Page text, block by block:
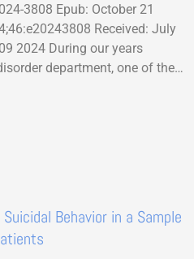
3808 Epub: October 21
Received: July
2024 During our years
department, one of the…
Behavior in a Sample